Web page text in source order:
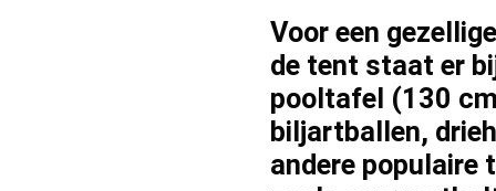
Voor een
de tent staat er
pooltafel (130
biljartballen,
andere populaire